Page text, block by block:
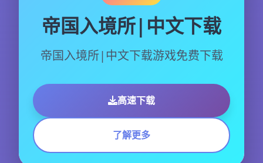
帝国入境所|中文下载
帝国入境所|中文下载游戏免费下载
高速下载
了解更多